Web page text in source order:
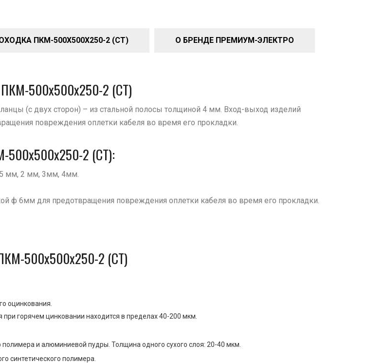
ПКМ-500Х500Х250-2 (СТ) О БРЕНДЕ ПРЕМИУМ-ЭЛЕКТРО
ПКМ-500х500х250-2 (СТ)
(с двух сторон) – из стальной полосы толщиной 4 мм. Вход-выход изделий
повреждения оплетки кабеля во время его прокладки.
500х500х250-2 (СТ):
мм, 2 мм, 3мм, 4мм.
ф 6мм для предотвращения повреждения оплетки кабеля во время его прокладки.
ПКМ-500х500х250-2 (СТ)
оцинкования.
горячем цинковании находится в пределах 40-200 мкм.
и алюминиевой пудры. Толщина одного сухого слоя: 20-40 мкм.
синтетического полимера.